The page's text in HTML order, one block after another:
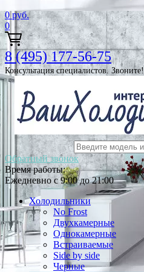
0 руб.
0
8 (495) 177-56-75
Консультация специалистов. Звоните!
Обратный звонок
Время работы:
Ежедневно с 9:00 до 21:00
Холодильники
No Frost
Двухкамерные
Однокамерные
Встраиваемые
Side by side
Черные